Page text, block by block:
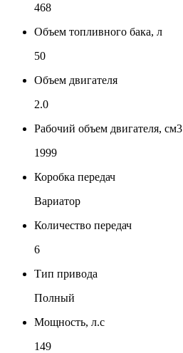
468
Объем топливного бака, л
50
Объем двигателя
2.0
Рабочий объем двигателя, см3
1999
Коробка передач
Вариатор
Количество передач
6
Тип привода
Полный
Мощность, л.с
149